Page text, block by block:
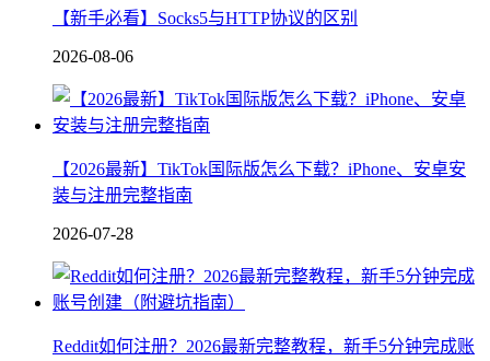
【新手必看】Socks5与HTTP协议的区别
2026-08-06
【2026最新】TikTok国际版怎么下载？iPhone、安卓安
装与注册完整指南
2026-07-28
Reddit如何注册？2026最新完整教程，新手5分钟完成账